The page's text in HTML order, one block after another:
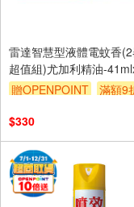
雷達智慧型液體電蚊香
超值組)尤加利精油-
贈OPENPOINT
滿額9
$330